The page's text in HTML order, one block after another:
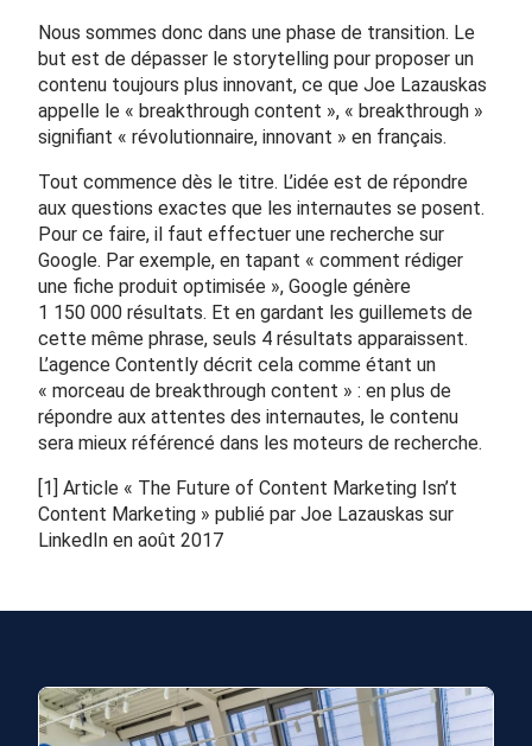
Nous sommes donc dans une phase de transition. Le
but est de dépasser le storytelling pour proposer un
contenu toujours plus innovant, ce que Joe Lazauskas
appelle le « breakthrough content », « breakthrough »
signifiant « révolutionnaire, innovant » en français.
Tout commence dès le titre. L’idée est de répondre
aux questions exactes que les internautes se posent.
Pour ce faire, il faut effectuer une recherche sur
Google. Par exemple, en tapant « comment rédiger
une fiche produit optimisée », Google génère
1 150 000 résultats. Et en gardant les guillemets de
cette même phrase, seuls 4 résultats apparaissent.
L’agence Contently décrit cela comme étant un
« morceau de breakthrough content » : en plus de
répondre aux attentes des internautes, le contenu
sera mieux référencé dans les moteurs de recherche.
[1] Article « The Future of Content Marketing Isn’t
Content Marketing » publié par Joe Lazauskas sur
LinkedIn en août 2017